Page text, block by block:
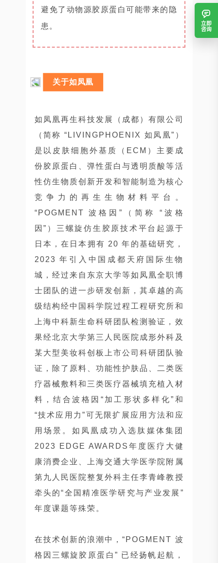
避免了动物源胶原蛋白可能带来的隐
患。
关于如凤凰
如凤凰再生科技发展（成都）有限公司
（简称 “LIVINGPHOENIX 如凤凰”）
是以皮肤细胞外基质（ECM）主要成
份胶原蛋白、弹性蛋白与透明质酸等活
性仿生物质创新开发和智能制造为核心
竞争力的再生生物材料平台。
“POGMENT 波格因”（简称 “波格
因”）三螺旋仿生胶原技术平台起源于
日本，在日本拥有 20 年的基础研究，
2023 年引入中国成都天府国际生物
城，经过来自东京大学等如凤凰全职博
士团队的进一步研发创新，其卓越的高
级结构经中国科学院过程工程研究所和
上海中科新生命科研团队检测验证，效
果经北京大学第三人民医院成形外科及
某大型美妆科创板上市公司科研团队验
证，除了原料、功能性护肤品、二类医
疗器械敷料和三类医疗器械填充植入材
料，结合波格因“加工形状多样化”和
“技术应用力”可无限扩展应用方法和应
用场景。如凤凰成功入选肽媒体集团
2023 EDGE AWARDS年度医疗大健
康消费企业、上海交通大学医学院附属
第九人民医院整复外科主任李青峰教授
牵头的“全国精准医学研究与产业发展”
年度课题等殊荣。
在技术创新的浪潮中，“POGMENT 波
格因三螺旋胶原蛋白” 已经扬帆起航，
立即
咨询